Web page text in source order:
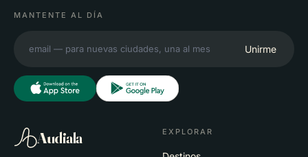
MANTENTE AL DÍA
Unirme
Audiala EXPLORAR